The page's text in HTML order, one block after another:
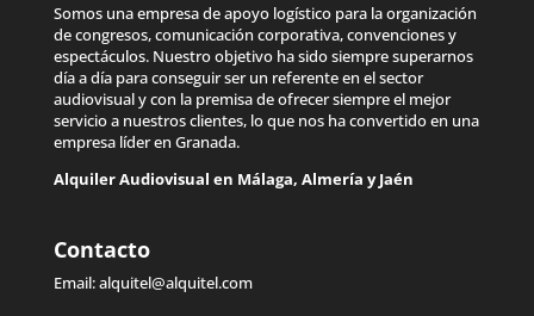
Somos una empresa de apoyo logístico para la organización
de congresos, comunicación corporativa, convenciones y
espectáculos. Nuestro objetivo ha sido siempre superarnos
día a día para conseguir ser un referente en el sector
audiovisual y con la premisa de ofrecer siempre el mejor
servicio a nuestros clientes, lo que nos ha convertido en una
empresa líder en Granada.
Alquiler Audiovisual en Málaga, Almería yJaén
Contacto
Email:alquitel@alquitel.com